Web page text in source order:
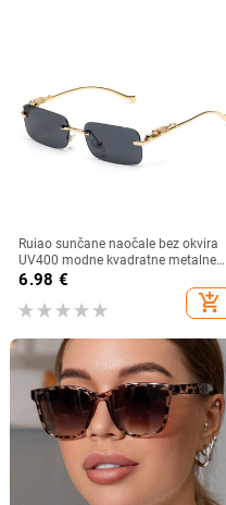
Ruiao sunčane naočale bez okvira
UV400 modne kvadratne metalne
naočale za muškarce žene
dizajnerske muške marke sunčane
naočale za van
6.98 €
add_shopping_cart